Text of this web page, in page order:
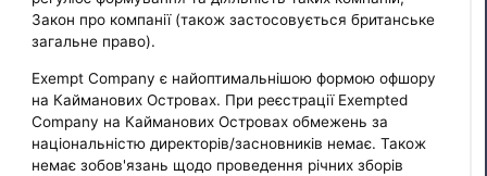
Закон про компанії (також застосовується британське
загальне право).
Exempt Company є найоптимальнішою формою офшору
на Кайманових Островах. При реєстрації Exempted
Company на Кайманових Островах обмежень за
національністю директорів/засновників немає. Також
немає зобов'язань щодо проведення річних зборів